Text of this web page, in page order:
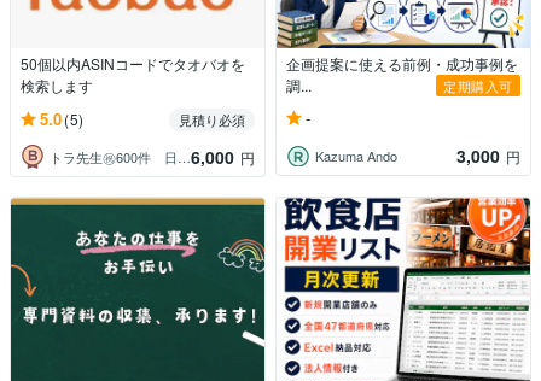
50個以内ASINコードでタオバオを
検索します
5.0(5)
見積り必須
トラ先生㊗️600件 日本語⇄中国語 6,000 円
企画提案に使える前例・成功事例を
調...
定期購入可
-
Kazuma Ando 3,000 円